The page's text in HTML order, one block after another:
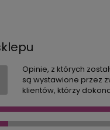
Opinie, z których
są wystawione przez
klientów, którzy